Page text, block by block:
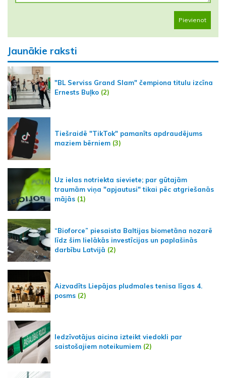
Pievienot
Jaunākie raksti
"BL Serviss Grand Slam" čempiona titulu izcīna
Ernests Buļko (2)
Tiešraidē "TikTok" pamanīts apdraudējums
maziem bērniem (3)
Uz ielas notriekta sieviete; par gūtajām
traumām viņa "apjautusi" tikai pēc atgriešanās
mājās (1)
“Bioforce” piesaista Baltijas biometāna nozarē
līdz šim lielākās investīcijas un paplašinās
darbību Latvijā (2)
Aizvadīts Liepājas pludmales tenisa līgas 4.
posms (2)
Iedzīvotājus aicina izteikt viedokli par
saistošajiem noteikumiem (2)